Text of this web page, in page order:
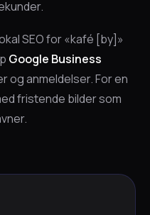
SEO for «kafé [by]»
Google Business
og anmeldelser. For en
fristende bilder som